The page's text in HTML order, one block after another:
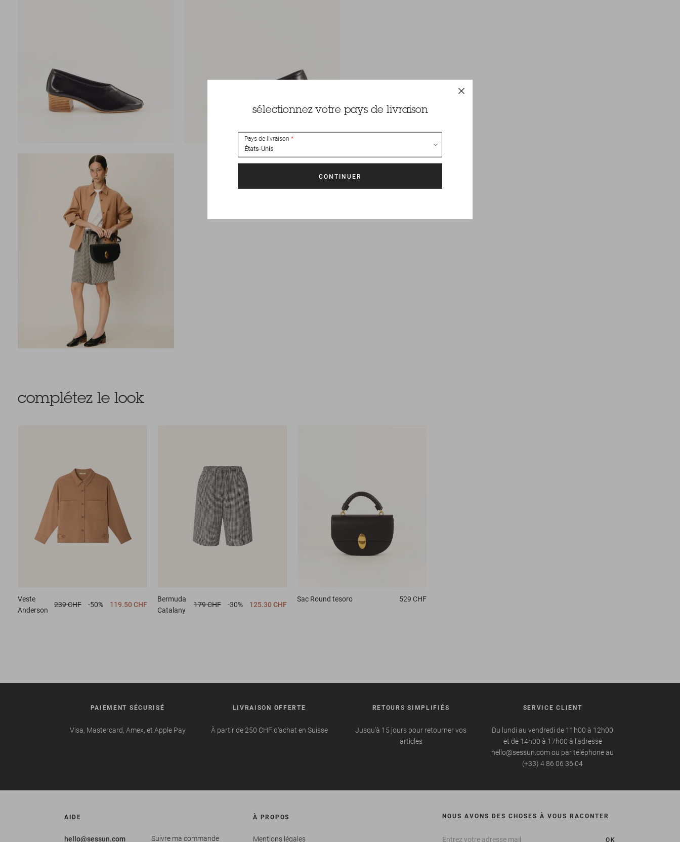
complétez le look
Veste
Anderson
239 CHF -50% 119.50 CHF
Bermuda
Catalany
179 CHF -30% 125.30 CHF
Sac Round tesoro 529 CHF
PAIEMENT SÉCURISÉ
Visa, Mastercard, Amex, et Apple Pay
LIVRAISON OFFERTE
À partir de 250 CHF d'achat en Suisse
RETOURS SIMPLIFIÉS
Jusqu'à 15 jours pour retourner vos
articles
SERVICE CLIENT
Du lundi au vendredi de 11h00 à 12h00
et de 14h00 à 17h00 à l'adresse
hello@sessun.com ou par téléphone au
(+33) 4 86 06 36 04
AIDE
hello@sessun.com Suivre ma commande
À PROPOS
Mentions légales
NOUS AVONS DES CHOSES À VOUS RACONTER
OK
sélectionnez votre pays de livraison
Pays de livraison